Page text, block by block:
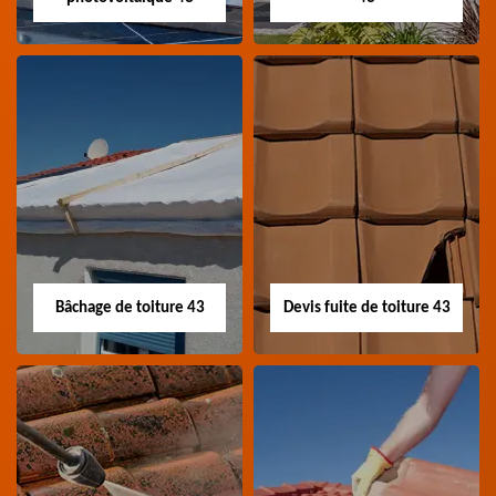
Nettoyage panneau
photovoltaïque 43
Professionnel en
nettoyage panneau
photovoltaïque 43
Devis pose de
gouttière 43
Devis pose de gouttière
43 Haute-Loire
Bâchage de toiture 43
Bâchage de toiture
43
Devis fuite de toiture 43
Devis fuite de
toiture 43